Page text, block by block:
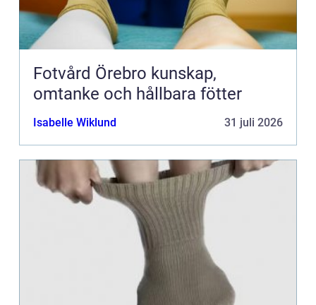
Fotvård Örebro kunskap,
omtanke och hållbara fötter
Isabelle Wiklund 31 juli 2026